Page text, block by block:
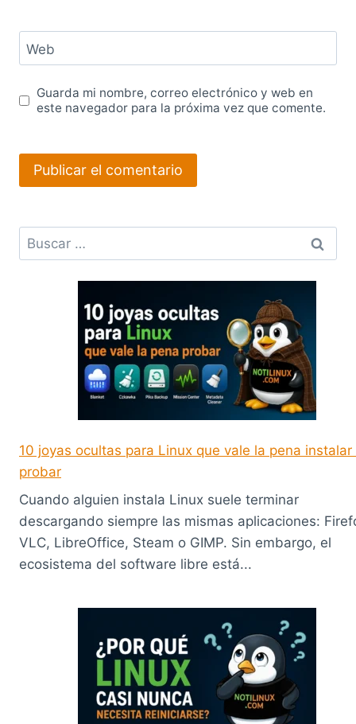
Web
Guarda mi nombre, correo electrónico y web en
este navegador para la próxima vez que comente.
Buscar:
10 joyas ocultas para Linux que vale la pena instalar
probar
Cuando alguien instala Linux suele terminar
descargando siempre las mismas aplicaciones:
VLC, LibreOffice, Steam o GIMP. Sin embargo, el
ecosistema del software libre está...